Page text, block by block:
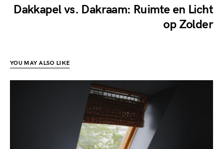
Dakkapel vs. Dakraam: Ruimte en Licht
op Zolder
YOU MAY ALSO LIKE